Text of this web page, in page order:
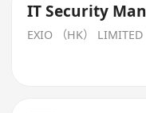
IT Security
EXIO （HK） LIMITED